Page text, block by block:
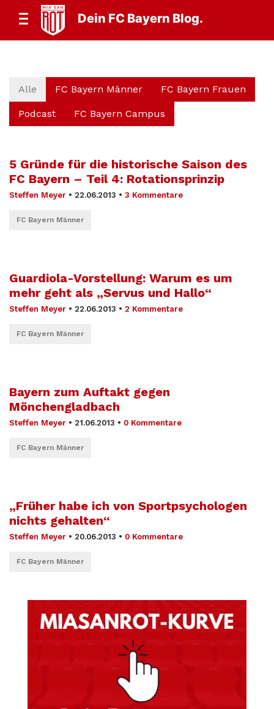
Dein FC Bayern Blog.
Alle FC Bayern Männer FC Bayern Frauen
Podcast FC Bayern Campus
5 Gründe für die historische Saison des
FC Bayern – Teil 4: Rotationsprinzip
Steffen Meyer • 22.06.2013 • 3 Kommentare
FC Bayern Männer
Guardiola-Vorstellung: Warum es um
mehr geht als „Servus und Hallo“
Steffen Meyer • 22.06.2013 • 2 Kommentare
FC Bayern Männer
Bayern zum Auftakt gegen
Mönchengladbach
Steffen Meyer • 21.06.2013 • 0 Kommentare
FC Bayern Männer
„Früher habe ich von Sportpsychologen
nichts gehalten“
Steffen Meyer • 20.06.2013 • 0 Kommentare
FC Bayern Männer